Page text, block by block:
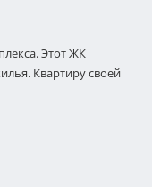
Этот ЖК
Квартиру своей